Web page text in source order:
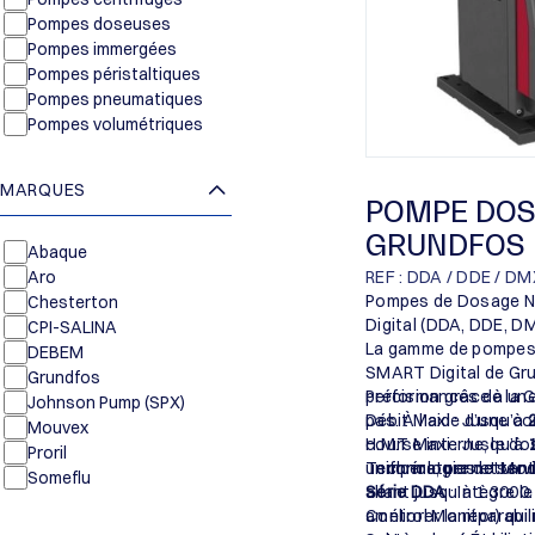
Pompes doseuses
Pompes immergées
Pompes péristaltiques
Pompes pneumatiques
Pompes volumétriques
MARQUES
Abaque
Aro
Chesterton
CPI-SALINA
DEBEM
Grundfos
Johnson Pump (SPX)
Mouvex
Proril
Someflu
POMPE
GRUNDFOS
REF : DDA / DDE /
Pompes de Dosage
Digital (DDA, DDE,
La gamme de
SMART Digital de
précision grâce à
pas. À l’aide d’une
course interne, le
uniforme,
allant jusqu’à
améliorer la
Performances de la
Débit Maxi : Jusqu’à
H.M.T Maxi : Jusqu’à
Température de
Technologies et
Série DDA: Intègre
Control Monitor) qui